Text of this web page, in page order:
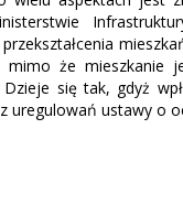
że mieszkanie
się tak, gdyż
uregulowań ustawy o